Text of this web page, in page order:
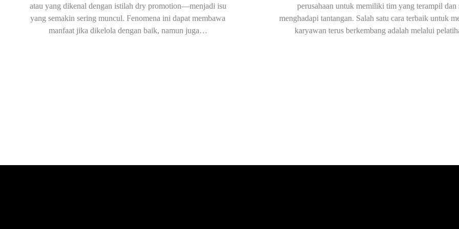
atau yang dikenal dengan istilah dry promotion—menjadi isu
yang semakin sering muncul. Fenomena ini dapat membawa
manfaat jika dikelola dengan baik, namun juga…
perusahaan untuk memiliki tim yang terampil dan
menghadapi tantangan. Salah satu cara terbaik untuk
karyawan terus berkembang adalah melalui